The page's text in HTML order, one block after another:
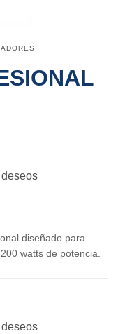
diseñado para
watts de potencia.